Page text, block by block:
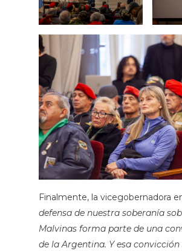
Finalmente, la vicegobernadora
defensa de nuestra soberanía
Malvinas forma parte de una
de la Argentina. Y esa convicción